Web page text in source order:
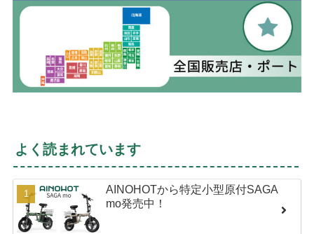
よく読まれています
AINOHOTから特定小型原付SAGA
mo発売中！